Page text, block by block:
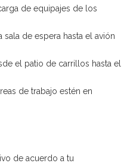
de equipajes de los
de espera hasta el avión
el patio de carrillos hasta el
de trabajo estén en
de acuerdo a tu